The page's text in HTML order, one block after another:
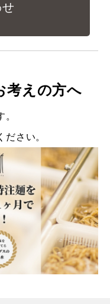
考えの方へ
ださい。